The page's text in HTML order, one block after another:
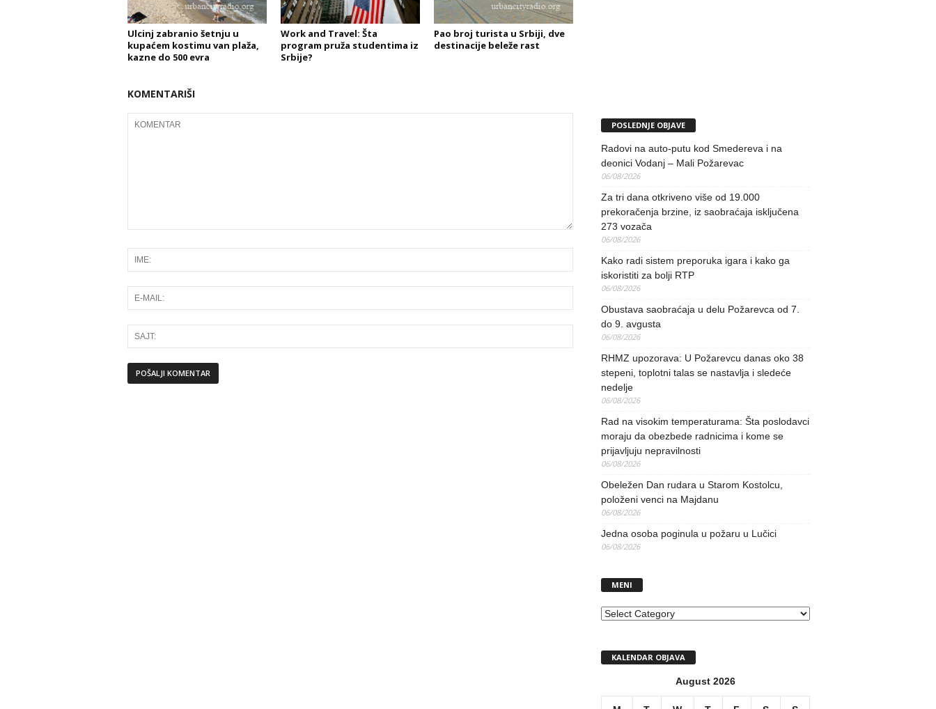
Ulcinj zabranio šetnju u
kupaćem kostimu van plaža,
kazne do 500 evra
Work and Travel: Šta
program pruža studentima iz
Srbije?
Pao broj turista u Srbiji, dve
destinacije beleže rast
KOMENTARIŠI
POSLEDNJE OBJAVE
Radovi na auto-putu kod Smedereva i na
deonici Vodanj – Mali Požarevac
06/08/2026
Za tri dana otkriveno više od 19.000
prekoračenja brzine, iz saobraćaja isključena
273 vozača
06/08/2026
Kako radi sistem preporuka igara i kako ga
iskoristiti za bolji RTP
06/08/2026
Obustava saobraćaja u delu Požarevca od 7.
do 9. avgusta
06/08/2026
RHMZ upozorava: U Požarevcu danas oko 38
stepeni, toplotni talas se nastavlja i sledeće
nedelje
06/08/2026
Rad na visokim temperaturama: Šta poslodavci
moraju da obezbede radnicima i kome se
prijavljuju nepravilnosti
06/08/2026
Obeležen Dan rudara u Starom Kostolcu,
položeni venci na Majdanu
06/08/2026
Jedna osoba poginula u požaru u Lučici
06/08/2026
MENI
MENI
KALENDAR OBJAVA
August 2026